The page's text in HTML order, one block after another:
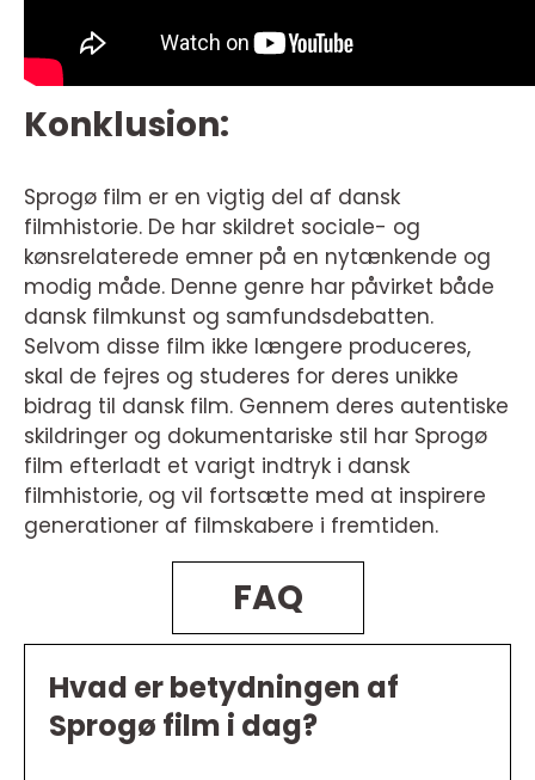
Konklusion:
Sprogø film er en vigtig del af dansk
filmhistorie. De har skildret sociale- og
kønsrelaterede emner på en nytænkende og
modig måde. Denne genre har påvirket både
dansk filmkunst og samfundsdebatten.
Selvom disse film ikke længere produceres,
skal de fejres og studeres for deres unikke
bidrag til dansk film. Gennem deres autentiske
skildringer og dokumentariske stil har Sprogø
film efterladt et varigt indtryk i dansk
filmhistorie, og vil fortsætte med at inspirere
generationer af filmskabere i fremtiden.
FAQ
Hvad er betydningen af
Sprogø film i dag?